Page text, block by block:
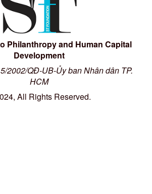
Philanthropy and Human Capital
Development
2002/QĐ-UB-Ủy ban Nhân dân TP.
HCM
All Rights Reserved.